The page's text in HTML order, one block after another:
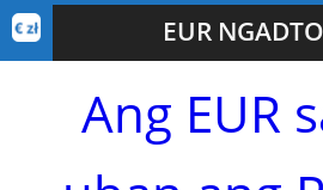
EUR
Ang EUR